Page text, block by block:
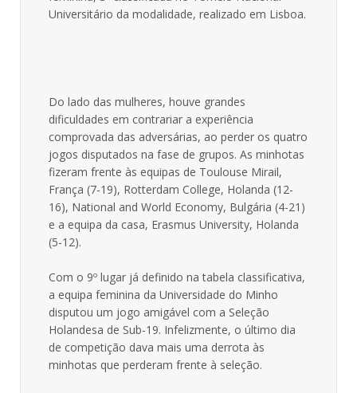
Universitário da modalidade, realizado em Lisboa.
Do lado das mulheres, houve grandes
dificuldades em contrariar a experiência
comprovada das adversárias, ao perder os quatro
jogos disputados na fase de grupos. As minhotas
fizeram frente às equipas de Toulouse Mirail,
França (7-19), Rotterdam College, Holanda (12-
16), National and World Economy, Bulgária (4-21)
e a equipa da casa, Erasmus University, Holanda
(5-12).
Com o 9º lugar já definido na tabela classificativa,
a equipa feminina da Universidade do Minho
disputou um jogo amigável com a Seleção
Holandesa de Sub-19. Infelizmente, o último dia
de competição dava mais uma derrota às
minhotas que perderam frente à seleção.